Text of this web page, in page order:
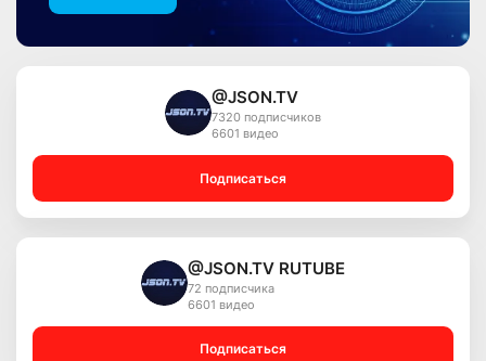
@JSON.TV
7320 подписчиков
6601 видео
Подписаться
@JSON.TV RUTUBE
72 подписчика
6601 видео
Подписаться